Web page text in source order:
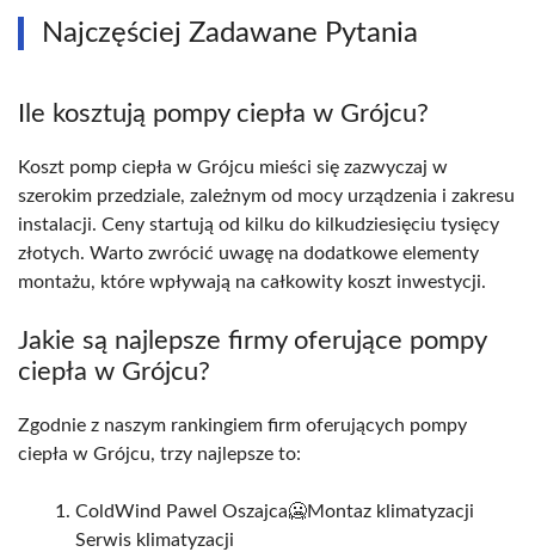
Najczęściej Zadawane Pytania
Ile kosztują pompy ciepła w Grójcu?
Koszt pomp ciepła w Grójcu mieści się zazwyczaj w
szerokim przedziale, zależnym od mocy urządzenia i zakresu
instalacji. Ceny startują od kilku do kilkudziesięciu tysięcy
złotych. Warto zwrócić uwagę na dodatkowe elementy
montażu, które wpływają na całkowity koszt inwestycji.
Jakie są najlepsze firmy oferujące pompy
ciepła w Grójcu?
Zgodnie z naszym rankingiem firm oferujących pompy
ciepła w Grójcu, trzy najlepsze to:
ColdWind Pawel Oszajca🥶Montaz klimatyzacji
Serwis klimatyzacji